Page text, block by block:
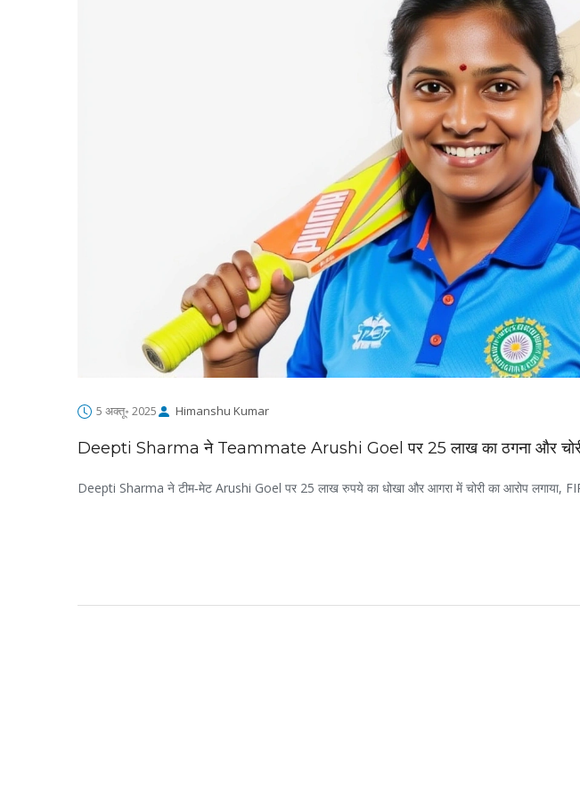
5 अक्तू॰ 2025 Himanshu Kumar
Deepti Sharma ने Teammate Arushi Goel पर 25 लाख का ठगना और चोरी
Deepti Sharma ने टीम‑मेट Arushi Goel पर 25 लाख रुपये का धोखा और आगरा में चोरी का आरोप लगाया,